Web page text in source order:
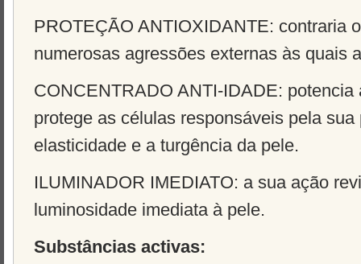
PROTEÇÃO ANTIOXIDANTE: contraria
numerosas agressões externas às quais
CONCENTRADO ANTI-IDADE: potencia
protege as células responsáveis pela
elasticidade e a turgência da pele.
ILUMINADOR IMEDIATO: a sua ação
luminosidade imediata à pele.
Substâncias activas: